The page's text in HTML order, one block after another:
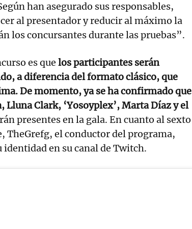
han asegurado sus responsables,
al presentador y reducir al máximo la
los concursantes durante las pruebas”.
es que los participantes serán
a diferencia del formato clásico, que
De momento, ya se ha confirmado que
Lluna Clark, ‘Yosoyplex’, Marta Díaz y el
presentes en la gala. En cuanto al sexto
TheGrefg, el conductor del programa,
identidad en su canal de Twitch.